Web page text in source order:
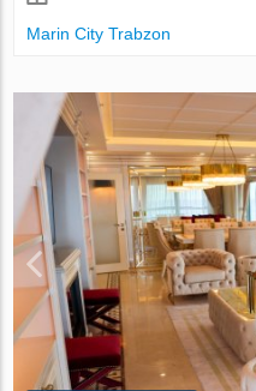
Marin City Trabzon